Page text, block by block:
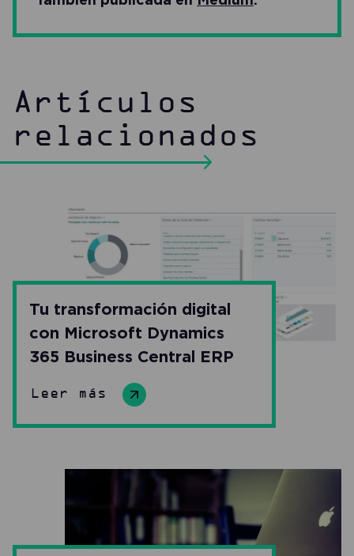
Artículos
relacionados
Tu transformación digital
con Microsoft Dynamics
365 Business Central ERP
Leer más